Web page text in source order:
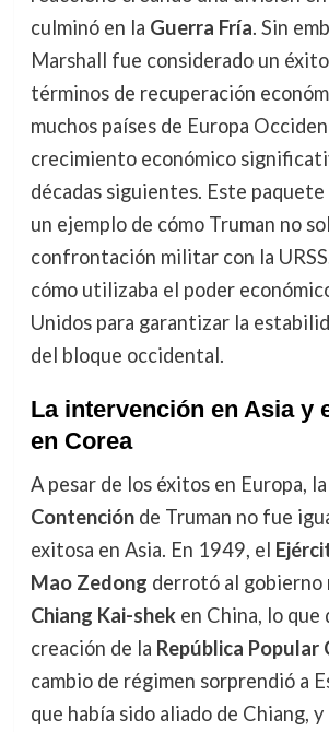
culminó en la Guerra Fría. Sin
Marshall fue considerado un
términos de recuperación
muchos países de Europa
crecimiento económico
décadas siguientes. Este
un ejemplo de cómo Truman no
confrontación militar con la
cómo utilizaba el poder
Unidos para garantizar la
del bloque occidental.
La intervención en Asia y
en Corea
A pesar de los éxitos en Europa, la
Contenciónde Truman no fue
exitosa en Asia. En 1949, el
Mao Zedong derrotó al gobierno
Chiang Kai-sheken China, lo que
creación de la República Popular
cambio de régimen sorprendió a
que había sido aliado de Chiang,